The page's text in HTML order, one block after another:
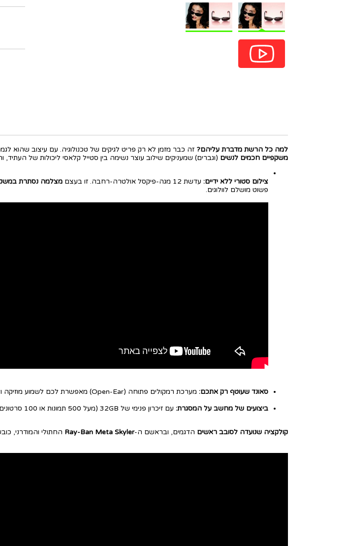
למה כל הרשת מדברת עליהם? זה כבר מזמן לא רק פריט לגיקים של טכנולוגיה. עם עיצוב שהוא
משקפיים חכמים לנשים (וגברים) שמעניקים שילוב עוצר נשימה בין סטייל קלאסי ליכולות של
צילום סטורי ללא ידיים: עדשת 12 מגה-פיקסל אולטרה-רחבה. זו בעצם מצלמה נסתרת
פשוט מושלם לוולוגים.
סאונד שעוטף רק אתכם: מערכת רמקולים פתוחה (Open-Ear) מאפשרת לכם לשמוע מוזיקה ולנהל שיחות דרך 5 מיקרופונים מסנני רעשים, ועדיין להישאר מחוברים לסביבה שלכם.
ביצועים של מחשב על המסגרת: עם זיכרון פנימי של 32GB (מעל 500 תמונות או 100 סרטונים) ומעבד חכם Snapdragon® AR1 Gen 1, הכל קורה מהר, חלק וללא התחממות.
קולקציה שנועדה לסובב ראשים הדגמים, ובראשם ה-Ray-Ban Meta Skyler החתולי והמודרני,